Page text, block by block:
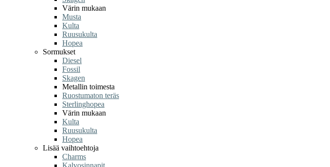
Värin mukaan
Musta
Kulta
Ruusukulta
Hopea
Sormukset
Diesel
Fossil
Skagen
Metallin toimesta
Ruostumaton teräs
Sterlinghopea
Värin mukaan
Kulta
Ruusukulta
Hopea
Lisää vaihtoehtoja
Charms
Kalvosinnapit